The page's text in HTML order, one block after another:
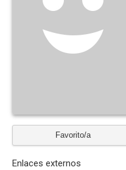
Favorito/a
Enlaces externos